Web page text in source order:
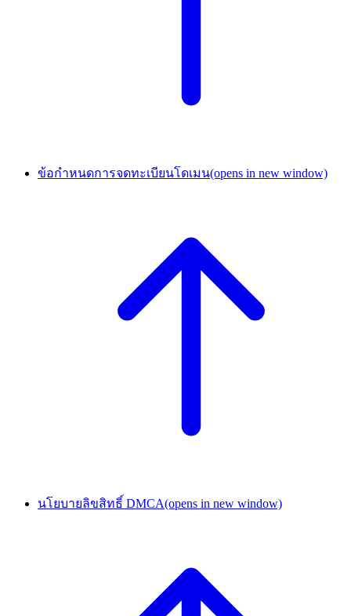
ข้อกำหนดการจดทะเบียนโดเมน(opens in new window)
นโยบายลิขสิทธิ์ DMCA(opens in new window)